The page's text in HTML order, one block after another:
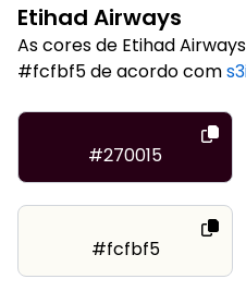
Etihad Airways
As cores de Etihad
#fcfbf5 de acordo com
#270015
#fcfbf5